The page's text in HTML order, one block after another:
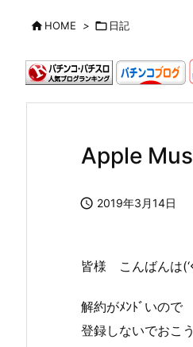
HOME >  日記
Apple
 2019年3月14日
皆様 こんばんは
解約がﾒﾝﾄﾞいので
登録しないでおこ